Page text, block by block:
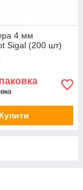
4 мм
Sigal (200 шт)
Купити